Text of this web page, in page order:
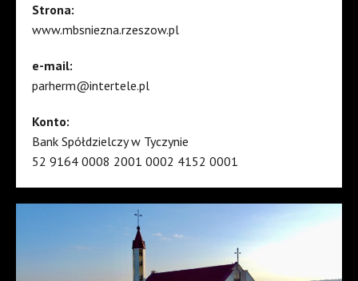
Strona:
www.mbsniezna.rzeszow.pl
e-mail:
parherm@intertele.pl
Konto:
Bank Spółdzielczy w Tyczynie
52 9164 0008 2001 0002 4152 0001